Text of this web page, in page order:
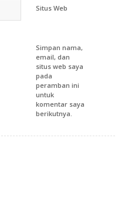
Situs Web
Simpan nama,
email, dan
situs web saya
pada
peramban ini
untuk
komentar saya
berikutnya.